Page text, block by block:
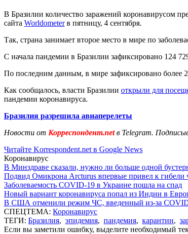
В Бразилии количество заражений коронавирусом
сайта Worldometerв пятницу, 4 сентября.
Так, страна занимает второе место в мире по
С начала пандемии в Бразилии зафиксировано 124
По последним данным, в мире зафиксировано более
Как сообщалось, власти Бразилии открыли для
пандемии коронавируса.
Бразилия разрешила авиаперелеты
Новости от Корреспондент.netв Telegram.
Читайте Korrespondent.net в Google News
Коронавирус
В Минздраве сказали, нужно ли больше одной
Подвид Омикрона Arcturus впервые привел к гибели
Заболеваемость COVID-19 в Украине пошла на спад
Новый вариант коронавируса попал из Индии в
В США отменили режим ЧС, введенный из-за
СПЕЦТЕМА: Коронавирус
ТЕГИ: Бразилия, эпидемия, пандемия, карантин,
Если вы заметили ошибку, выделите необходимый